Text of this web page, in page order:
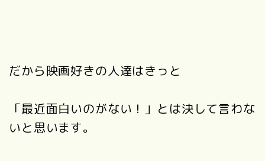
だから映画好きの人達はきっと
「最近面白いのがない！」とは決して言わな
いと思います。